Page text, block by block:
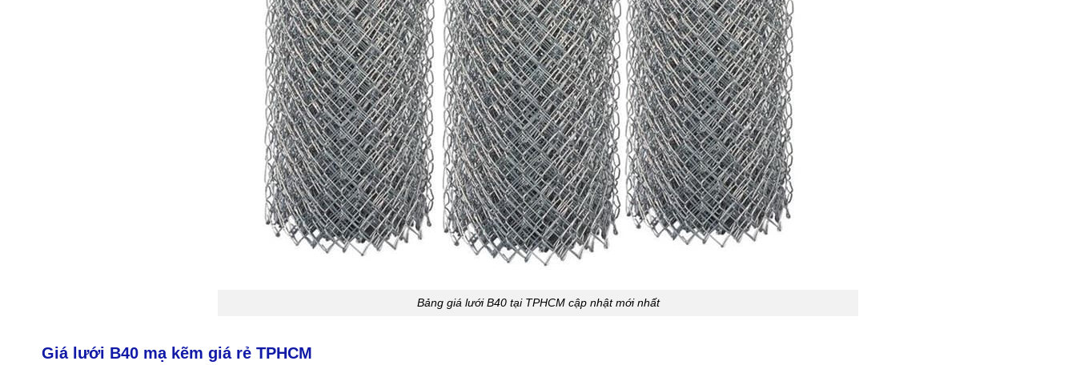
Bảng giá lưới B40 tại TPHCM cập nhật mới nhất
Giá lưới B40 mạ kẽm giá rẻ TPHCM